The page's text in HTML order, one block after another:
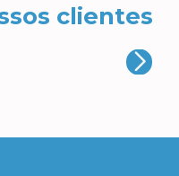
clientes